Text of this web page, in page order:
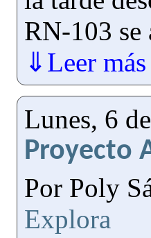
RN-103
⇓Leer más
Lunes, 6
Proyecto
Por Poly
Explora